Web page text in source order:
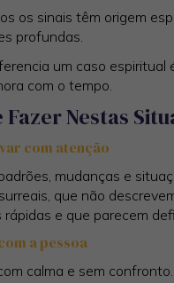
os sinais têm origem
profundas.
um caso
com o tempo.
Fazer Nestas
com atenção
mudanças e
que não
rápidas e que parecem
a pessoa
calma e sem